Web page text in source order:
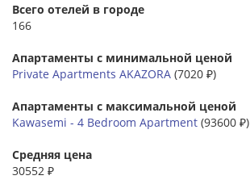
Всего отелей в городе
166
Апартаменты с минимальной ценой
Private Apartments AKAZORA (7020 ₽)
Апартаменты с максимальной ценой
Kawasemi - 4 Bedroom Apartment (93600 ₽)
Средняя цена
30552 ₽